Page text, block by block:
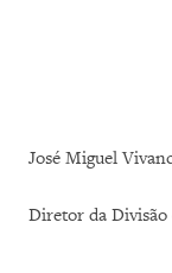
José Miguel
Diretor da Divisão